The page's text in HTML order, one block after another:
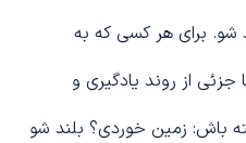
شو. برای هر کسی که به
از روند یادگیری و
باش: زمین خوردی؟ بلند شو